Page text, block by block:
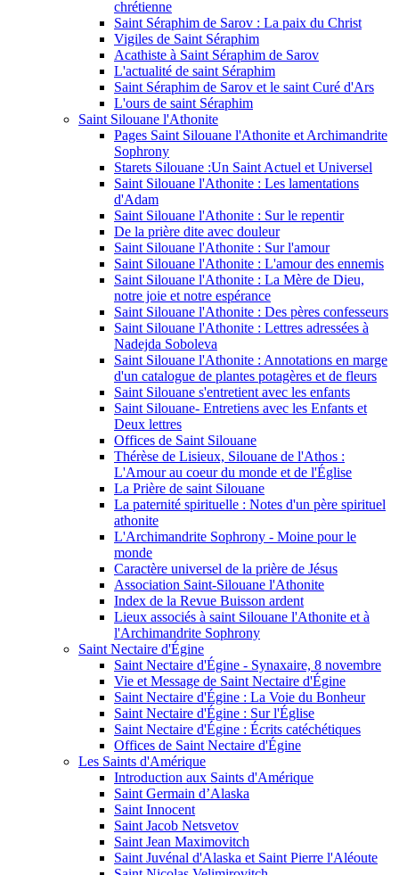
chrétienne
Saint Séraphim de Sarov : La paix du Christ
Vigiles de Saint Séraphim
Acathiste à Saint Séraphim de Sarov
L'actualité de saint Séraphim
Saint Séraphim de Sarov et le saint Curé d'Ars
L'ours de saint Séraphim
Saint Silouane l'Athonite
Pages Saint Silouane l'Athonite et Archimandrite
Sophrony
Starets Silouane :Un Saint Actuel et Universel
Saint Silouane l'Athonite : Les lamentations
d'Adam
Saint Silouane l'Athonite : Sur le repentir
De la prière dite avec douleur
Saint Silouane l'Athonite : Sur l'amour
Saint Silouane l'Athonite : L'amour des ennemis
Saint Silouane l'Athonite : La Mère de Dieu,
notre joie et notre espérance
Saint Silouane l'Athonite : Des pères confesseurs
Saint Silouane l'Athonite : Lettres adressées à
Nadejda Soboleva
Saint Silouane l'Athonite : Annotations en marge
d'un catalogue de plantes potagères et de fleurs
Saint Silouane s'entretient avec les enfants
Saint Silouane- Entretiens avec les Enfants et
Deux lettres
Offices de Saint Silouane
Thérèse de Lisieux, Silouane de l'Athos :
L'Amour au coeur du monde et de l'Église
La Prière de saint Silouane
La paternité spirituelle : Notes d'un père spirituel
athonite
L'Archimandrite Sophrony - Moine pour le
monde
Caractère universel de la prière de Jésus
Association Saint-Silouane l'Athonite
Index de la Revue Buisson ardent
Lieux associés à saint Silouane l'Athonite et à
l'Archimandrite Sophrony
Saint Nectaire d'Égine
Saint Nectaire d'Égine - Synaxaire, 8 novembre
Vie et Message de Saint Nectaire d'Égine
Saint Nectaire d'Égine : La Voie du Bonheur
Saint Nectaire d'Égine : Sur l'Église
Saint Nectaire d'Égine : Écrits catéchétiques
Offices de Saint Nectaire d'Égine
Les Saints d'Amérique
Introduction aux Saints d'Amérique
Saint Germain d’Alaska
Saint Innocent
Saint Jacob Netsvetov
Saint Jean Maximovitch
Saint Juvénal d'Alaska et Saint Pierre l'Aléoute